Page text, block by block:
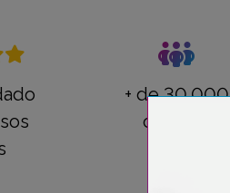
+ de 30.000
clientes